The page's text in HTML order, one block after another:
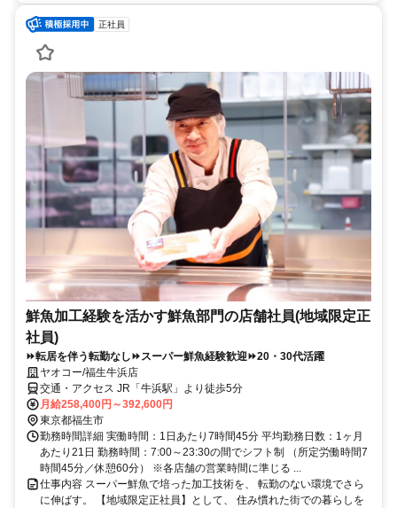
正社員
鮮魚加工経験を活かす鮮魚部門の店舗社員(地域限定正
社員)
⏩転居を伴う転勤なし⏩スーパー鮮魚経験歓迎⏩20・30代活躍
ヤオコー/福生牛浜店
交通・アクセス JR「牛浜駅」より徒歩5分
月給258,400円～392,600円
東京都福生市
勤務時間詳細 実働時間：1日あたり7時間45分 平均勤務日数：1ヶ月
あたり21日 勤務時間：7:00～23:30の間でシフト制 （所定労働時間7
時間45分／休憩60分） ※各店舗の営業時間に準じる ...
仕事内容 スーパー鮮魚で培った加工技術を、 転勤のない環境でさら
に伸ばす。 【地域限定正社員】として、 住み慣れた街での暮らしを